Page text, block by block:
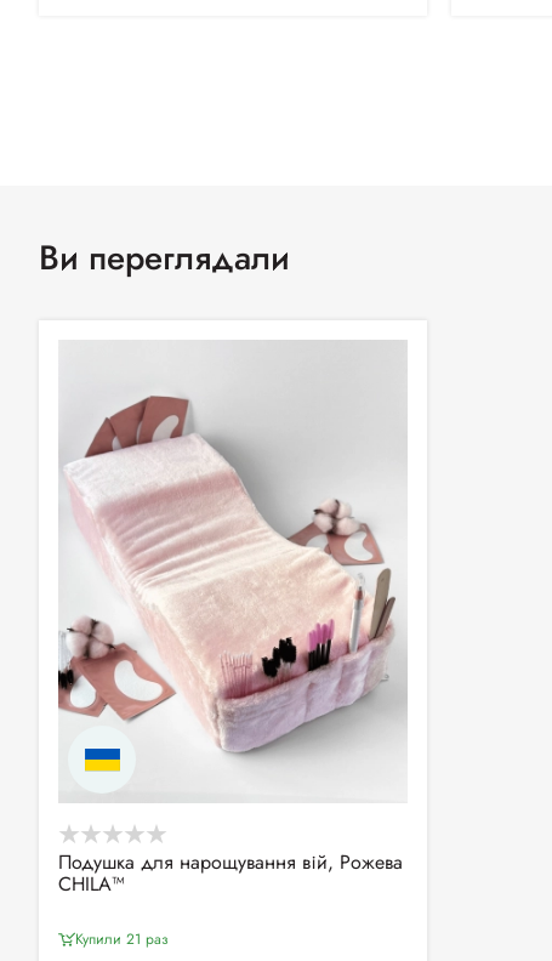
Ви переглядали
Подушка для нарощування вій, Рожева
CHILA™
Купили 21 раз